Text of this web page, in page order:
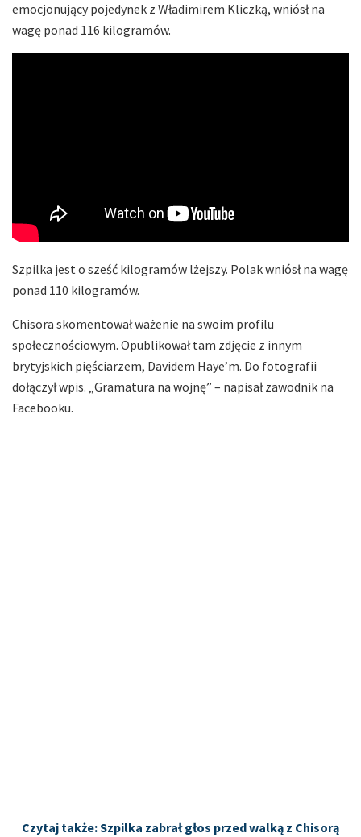
emocjonujący pojedynek z Władimirem Kliczką, wniósł na
wagę ponad 116 kilogramów.
Szpilka jest o sześć kilogramów lżejszy. Polak wniósł na wagę
ponad 110 kilogramów.
Chisora skomentował ważenie na swoim profilu
społecznościowym. Opublikował tam zdjęcie z innym
brytyjskich pięściarzem, Davidem Haye’m. Do fotografii
dołączył wpis. „Gramatura na wojnę” – napisał zawodnik na
Facebooku.
Czytaj także: Szpilka zabrał głos przed walką z Chisorą